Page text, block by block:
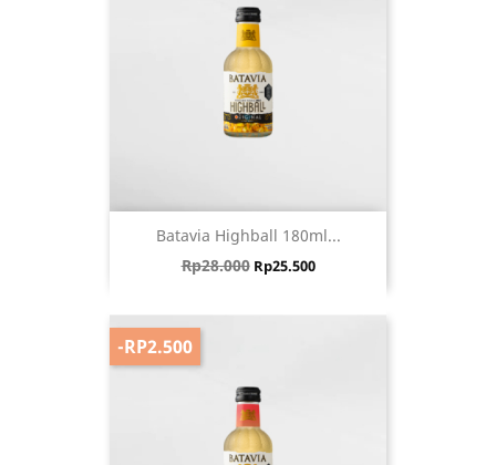
Batavia Highball 180ml...
Harga biasa
Rp28.000 Harga
Rp25.500
-RP2.500